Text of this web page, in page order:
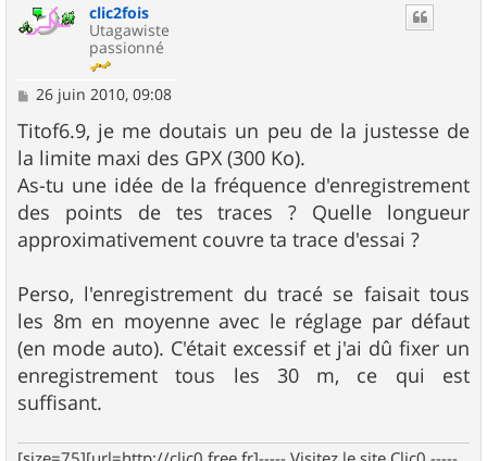
clic2fois
Utagawiste
passionné
M
s
s
a
g
e
26 juin 2010, 09:08
Titof6.9, je me doutais un peu de la justesse de
la limite maxi des GPX (300 Ko).
As-tu une idée de la fréquence d'enregistrement
des points de tes traces ? Quelle longueur
approximativement couvre ta trace d'essai ?
Perso, l'enregistrement du tracé se faisait tous
les 8m en moyenne avec le réglage par défaut
(en mode auto). C'était excessif et j'ai dû fixer un
enregistrement tous les 30 m, ce qui est
suffisant.